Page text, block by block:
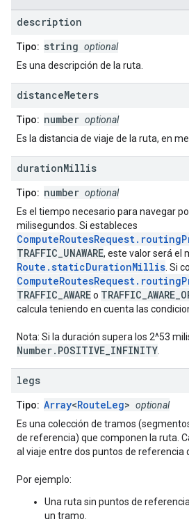
description
Tipo: string optional
Es una descripción de la ruta.
distanceMeters
Tipo: number optional
Es la distancia de viaje de la ruta, en
durationMillis
Tipo: number optional
Es el tiempo necesario para navegar
milisegundos. Si estableces
TRAFFIC_UNAWARE, este valor será el
Route.staticDurationMillis . Si
TRAFFIC_AWAREo
calcula teniendo en cuenta las
Nota: Si la duración supera los 2^53
Number.POSITIVE_INFINITY
legs
Tipo: Array<RouteLeg> optional
Es una colección de tramos
de referencia) que componen la ruta.
al viaje entre dos puntos de referencia
Por ejemplo:
Una ruta sin puntos de
un tramo.